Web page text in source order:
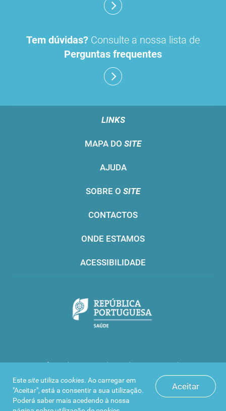
Aceitar
Estesite utiliza cookies. Ao carregar em
"Aceitar", está a consentir a sua utilização.
Poderá saber mais acedendo à nossa
Tem dúvidas? Consulte a nossa lista de
Perguntas frequentes
LINKS
MAPA DO SITE
AJUDA
SOBRE O SITE
CONTACTOS
ONDE ESTAMOS
ACESSIBILIDADE
Infarmed © 2016. Todos os direitos reservados